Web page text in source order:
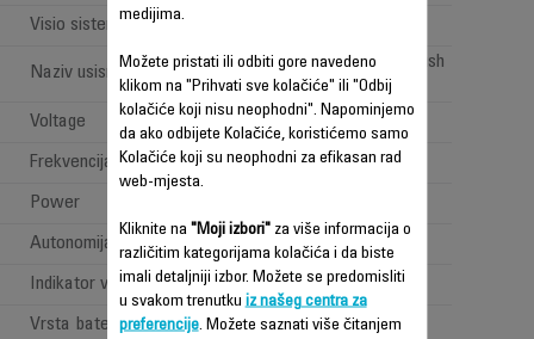
Visio sistem: "LED rasvjeta"
Naziv usisne glave
All types of floor brush
Voltage 100-240 V
Frekvencija 50-60 Hz
Power
Autonomija Jako dugo (>=1h)
Indikator vremena rada Battery indicator
Vrsta baterije Litijumski joni
medijima.
Možete pristati ili odbiti gore navedeno
klikom na "Prihvati sve kolačiće" ili "Odbij
kolačiće koji nisu neophodni". Napominjemo
da ako odbijete Kolačiće, koristićemo samo
Kolačiće koji su neophodni za efikasan rad
web-mjesta.
Kliknite na "Moji izbori"za više informacija o
različitim kategorijama kolačića i da biste
imali detaljniji izbor. Možete se predomisliti
u svakom trenutku iz našeg centra za
preferencije. Možete saznati više čitanjem